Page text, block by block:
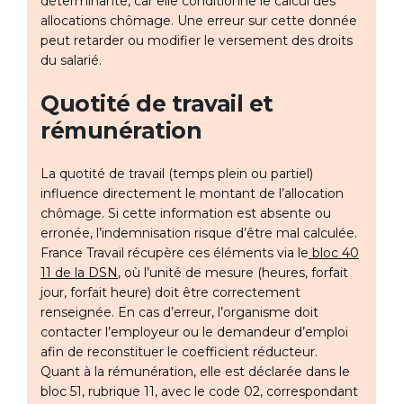
allocations chômage. Une erreur sur cette donnée
peut retarder ou modifier le versement des droits
du salarié.
Quotité de travail et
rémunération
La quotité de travail (temps plein ou partiel)
influence directement le montant de l’allocation
chômage. Si cette information est absente ou
erronée, l’indemnisation risque d’être mal calculée.
France Travail récupère ces éléments via le bloc 40
11 de la DSN, où l’unité de mesure (heures, forfait
jour, forfait heure) doit être correctement
renseignée. En cas d’erreur, l’organisme doit
contacter l’employeur ou le demandeur d’emploi
afin de reconstituer le coefficient réducteur.
Quant à la rémunération, elle est déclarée dans le
bloc 51, rubrique 11, avec le code 02, correspondant